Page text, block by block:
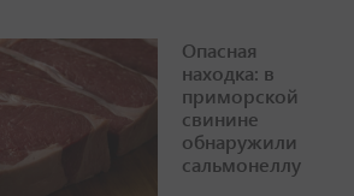
Опасная
находка: в
приморской
свинине
обнаружили
сальмонеллу